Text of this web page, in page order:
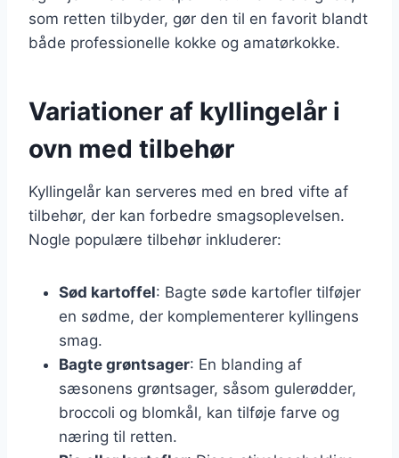
som retten tilbyder, gør den til en favorit blandt
både professionelle kokke og amatørkokke.
Variationer af kyllingelår i
ovn med tilbehør
Kyllingelår kan serveres med en bred vifte af
tilbehør, der kan forbedre smagsoplevelsen.
Nogle populære tilbehør inkluderer:
Sød kartoffel: Bagte søde kartofler tilføjer
en sødme, der komplementerer kyllingens
smag.
Bagte grøntsager: En blanding af
sæsonens grøntsager, såsom gulerødder,
broccoli og blomkål, kan tilføje farve og
næring til retten.